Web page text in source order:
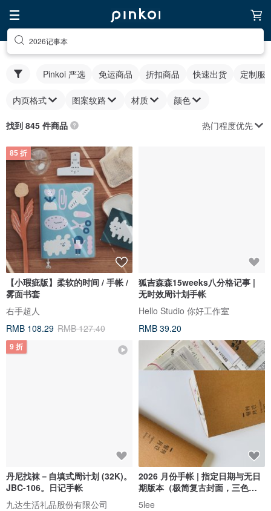
2026记事本
Pinkoi 严选 免运商品 折扣商品 快速出货 定制服
内页格式 图案纹路 材质 颜色
找到 845 件商品 热门程度优先
85 折
【小瑕疵版】柔软的时间 / 手帐 /
雾面书套
右手超人
RMB 108.29 RMB 127.40
狐吉森森15weeks八分格记事 |
无时效周计划手帐
Hello Studio 你好工作室
RMB 39.20
9 折
丹尼找袜－自填式周计划 (32K)。
JBC-106。日记手帐
九达生活礼品股份有限公司
2026 月份手帐 | 指定日期与无日
期版本（极简复古封面，三色可
选）
5lee